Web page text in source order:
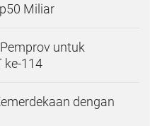
Miliar
untuk
ke-114
dengan